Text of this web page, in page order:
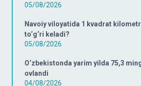
05/08/2026
Navoiy viloyatida 1 kvadrat
to‘g‘ri keladi?
05/08/2026
O‘zbekistonda yarim yilda 75,3
ovlandi
04/08/2026